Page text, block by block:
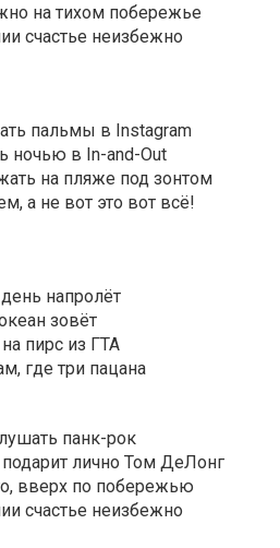
на тихом побережье
счастье неизбежно
пальмы в Instagram
ночью в In-and-Out
на пляже под зонтом
а не вот это вот всё!
напролёт
зовёт
пирс из ГТА
где три пацана
панк-рок
лично Том ДеЛонг
вверх по побережью
счастье неизбежно